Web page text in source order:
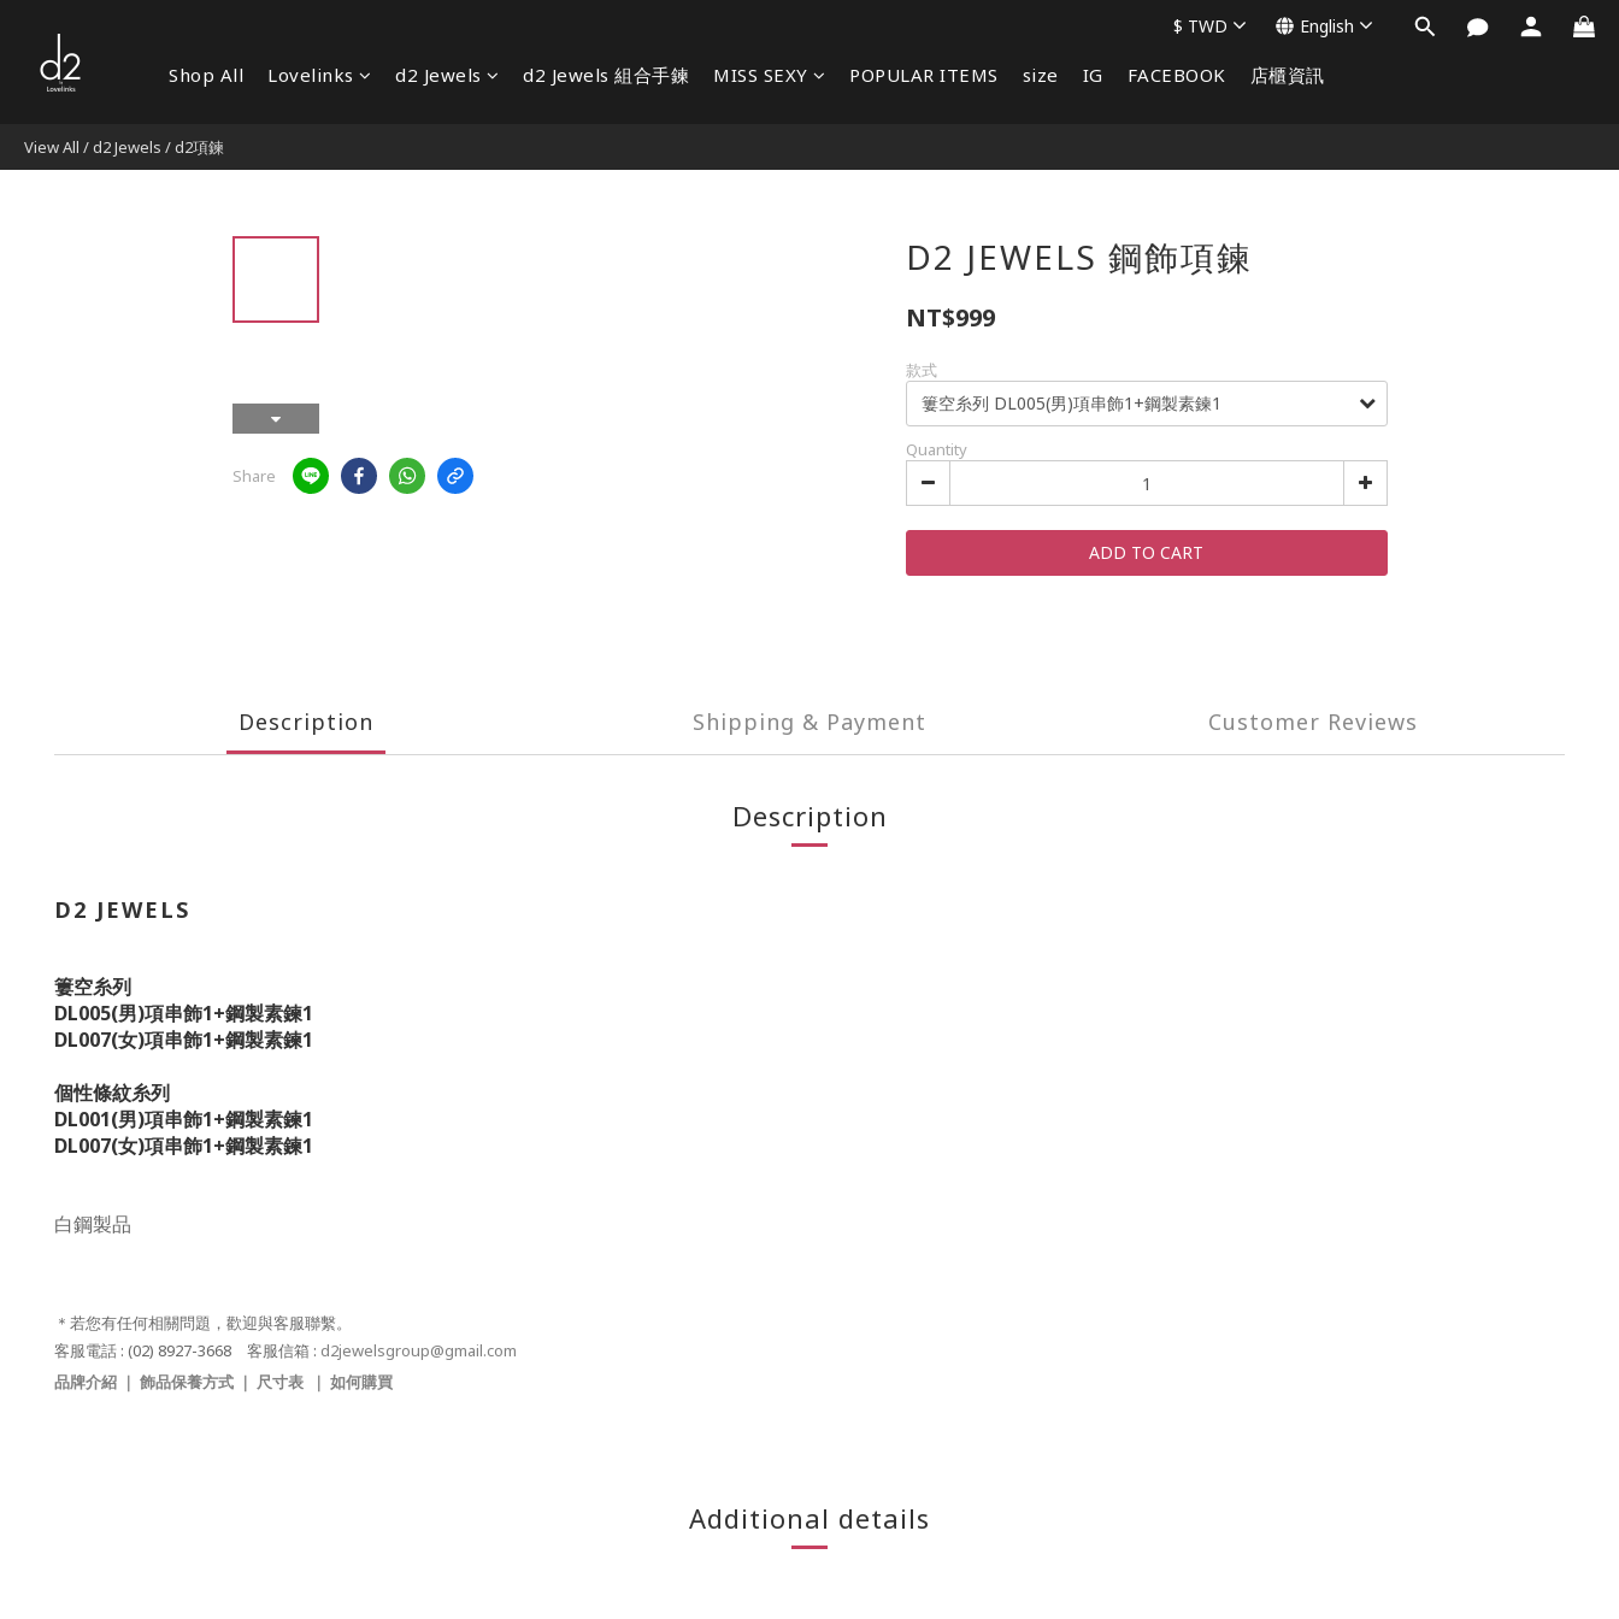
Shop All Lovelinks d2 Jewels d2 Jewels 組合手鍊 MISS SEXY POPULAR ITEMS size IG FACEBOOK 店櫃資訊
$ TWD English
View All /d2 Jewels /d2項鍊
Share
D2 JEWELS 鋼飾項鍊
NT$999
款式
Quantity
ADD TO CART
Description Shipping & Payment Customer Reviews
Description
D2 JEWELS
簍空糸列
DL005(男)項串飾1+鋼製素鍊1
DL007(女)項串飾1+鋼製素鍊1
個性條紋糸列
DL001(男)項串飾1+鋼製素鍊1
DL007(女)項串飾1+鋼製素鍊1
白鋼製品
＊若您有任何相關問題，歡迎與客服聯繫。
客服電話 : (02) 8927-3668 客服信箱 : d2jewelsgroup@gmail.com
品牌介紹 ｜ 飾品保養方式 ｜ 尺寸表 ｜ 如何購買
Additional details